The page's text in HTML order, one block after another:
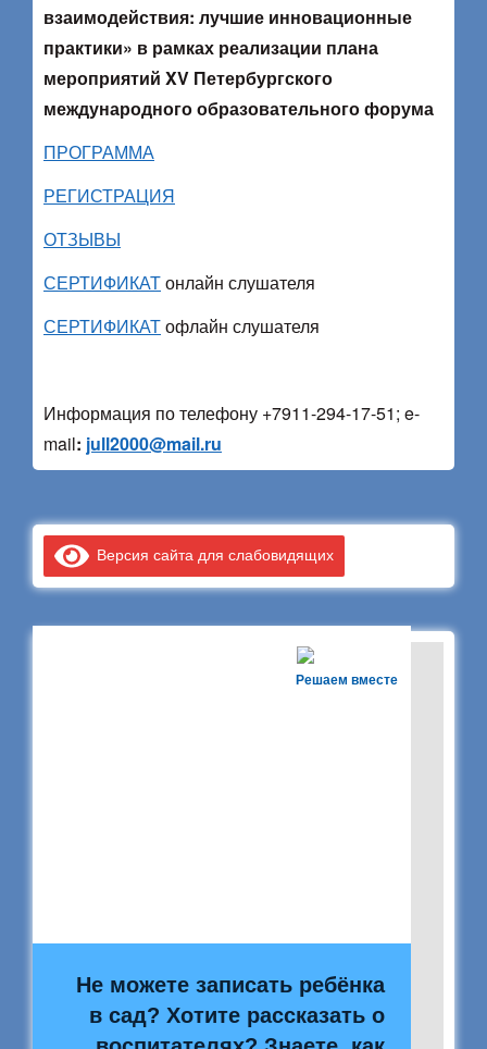
взаимодействия: лучшие инновационные
практики» в рамках реализации плана
мероприятий XV Петербургского
международногообразовательного форума
ПРОГРАММА
РЕГИСТРАЦИЯ
ОТЗЫВЫ
СЕРТИФИКАТонлайн слушателя
СЕРТИФИКАТофлайн слушателя
Информация по телефону +7911-294-17-51; e-
mail: jull2000@mail.ru
Версия сайта для слабовидящих
Решаем вместе
Не можете записать ребёнка
в сад? Хотите рассказать о